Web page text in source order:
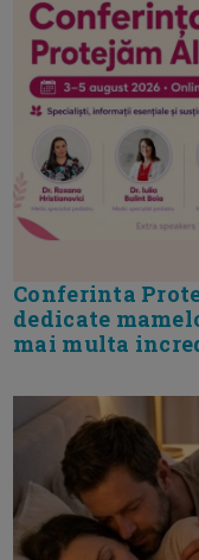
Conferinta
dedicate
mai multa